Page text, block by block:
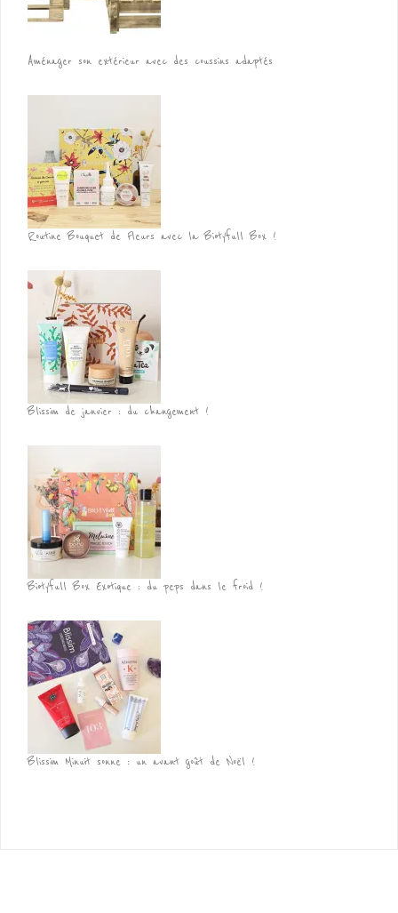
Aménager son extérieur avec des coussins adaptés
Routine Bouquet de Fleurs avec la Biotyfull Box !
Blissim de janvier : du changement !
Biotyfull Box Exotique : du peps dans le froid !
Blissim Minuit sonne : un avant goût de Noël !